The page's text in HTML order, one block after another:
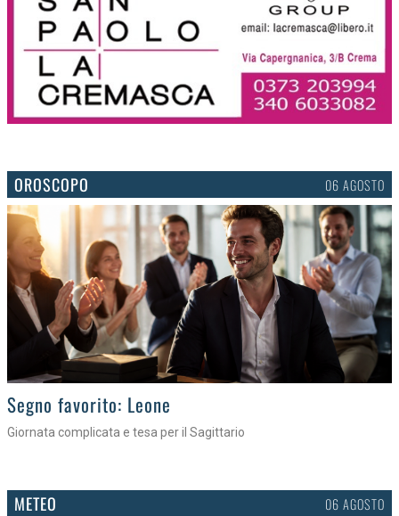
OROSCOPO 06 AGOSTO
>
Segno favorito: Leone
Giornata complicata e tesa per il Sagittario
METEO 06 AGOSTO